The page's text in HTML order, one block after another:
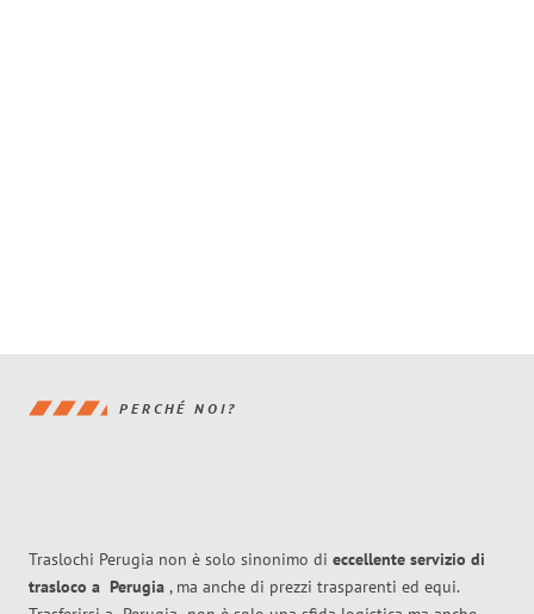
PERCHÉ NOI?
Traslochi Perugia non è solo sinonimo di eccellente servizio di
trasloco a Perugia , ma anche di prezzi trasparenti ed equi.